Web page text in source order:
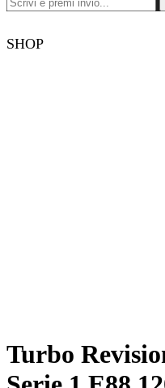
SHOP
Turbo